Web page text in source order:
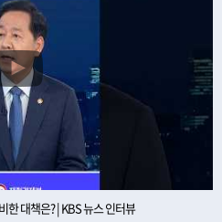
한 대책은? | KBS 뉴스 인터뷰